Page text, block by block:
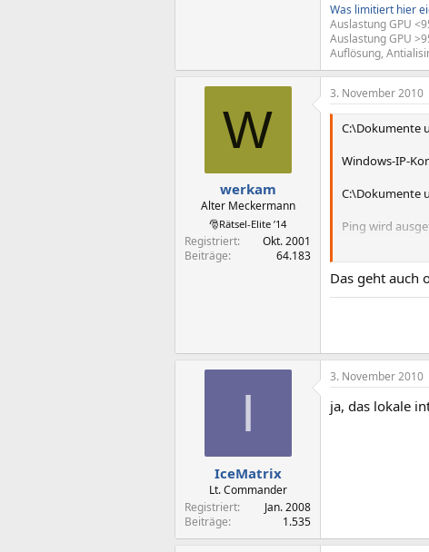
Was limitiert hier
Auslastung GPU
Auslastung GPU
Auflösung,
W
werkam
Alter Meckermann
🎅Rätsel-Elite ’14
Registriert
Okt. 2001
Beiträge
64.183
3. November 2010
C:\Dokumente
Windows-IP-
C:\Dokumente
Ping wird
Antwort von
Antwort von
Antwort von
Antwort von
Ca.
Minimum =
Das geht auch
I
IceMatrix
Lt. Commander
Registriert
Jan. 2008
Beiträge
1.535
3. November 2010
ja, das lokale